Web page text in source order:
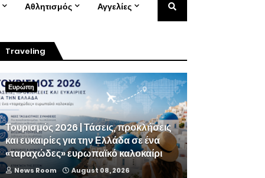
Αθλητισμός Αγγελίες
Traveling
Ευρώπη
Τουρισμός 2026 | Τάσεις, προκλήσεις
και ευκαιρίες για την Ελλάδα σε ένα
«ταραχώδες» ευρωπαϊκό καλοκαίρι
News Room August 08, 2026